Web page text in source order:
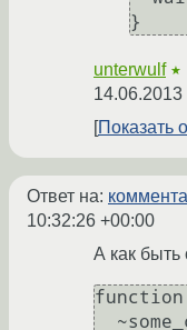
unterwulf ★
Показать
Ответ на:
10:32:26 +00:00
А как быть